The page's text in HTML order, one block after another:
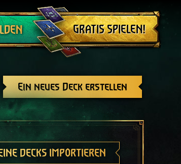
GRATIS SPIELEN!
Ein neues Deck erstellen
DECKS IMPORTIEREN